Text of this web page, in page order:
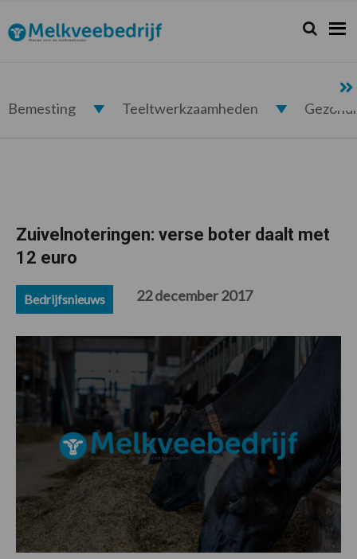
de
hoofdnavigatie
de
hoofd
de
eerste
de
voettekst
Melkveebedrijf.nl Zoeken...
Zoek
Bemesting Teeltwerkzaamheden
Zuivelnoteringen: verse boter daalt met
12 euro
Bedrijfsnieuws 22 december 2017